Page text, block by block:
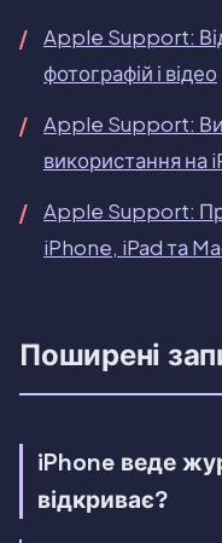
Apple Support:
фотографій і відео
Apple Support:
використання на
Apple Support:
iPhone, iPad та
Поширені
iPhone веде
відкриває?